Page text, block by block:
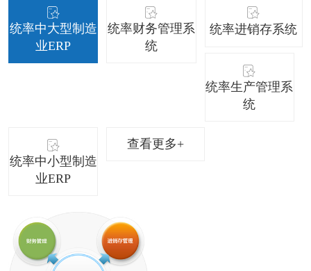
统率中大型制造
业ERP
统率财务管理系
统
统率进销存系统
统率生产管理系
统
统率中小型制造
业ERP
查看更多+